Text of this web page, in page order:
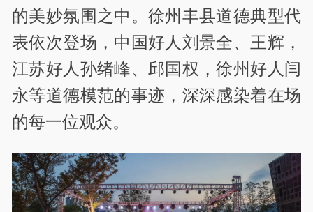
的美妙氛围之中。徐州丰县道德典型代
表依次登场，中国好人刘景全、王辉，
江苏好人孙绪峰、邱国权，徐州好人闫
永等道德模范的事迹，深深感染着在场
的每一位观众。